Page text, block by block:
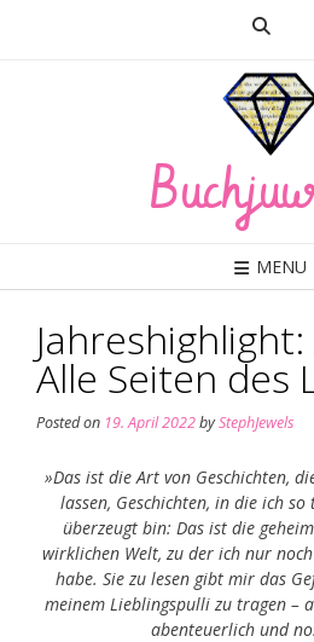
MENU
Alle Seiten des
Posted on 19. April 2022byStephJewels
»Das ist die Art von Geschichten,
lassen, Geschichten, in die ich
überzeugt bin: Das ist die
wirklichen Welt, zu der ich nur
habe. Sie zu lesen gibt mir das
meinem Lieblingspulli zu tragen –
abenteuerlich und